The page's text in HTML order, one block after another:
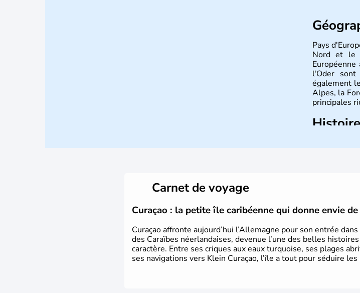
Pays
Nord et le
l'Oder
également
Alpes, la
principales
Carnet de voyage
Curaçao : la petite île caribéenne qui donne envie
Curaçao affronte aujourd’hui l’Allemagne pour son entrée
des Caraïbes néerlandaises, devenue l’une des belles
caractère. Entre ses criques aux eaux turquoise, ses plages
ses navigations vers Klein Curaçao, l’île a tout pour séduire